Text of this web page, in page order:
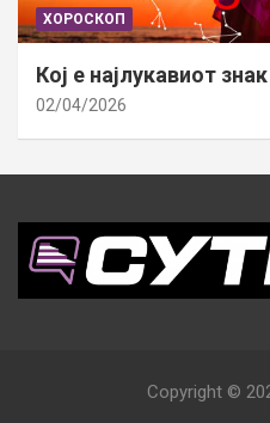
ХОРОСКОП
Кој е најлукавиот
02/04/2026
Copyright ©